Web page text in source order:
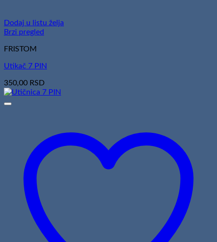
Dodaj u listu želja
Brzi pregled
FRISTOM
Utikač 7 PIN
350,00 RSD